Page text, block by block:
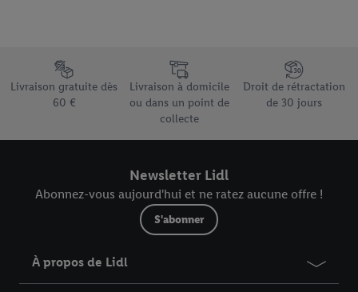
Élément du pied de page avec les différents arguments de
Livraison gratuite dès
60 €
Livraison à domicile
ou dans un point de
collecte
Droit de rétractation
de 30 jours
Newsletter Lidl
Abonnez-vous aujourd'hui et ne ratez aucune offre !
S'abonner
À propos de Lidl